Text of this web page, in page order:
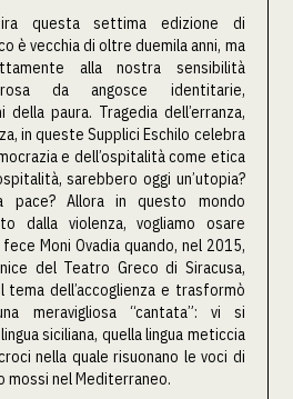
questa settima edizione di
è vecchia di oltre duemila anni, ma
alla nostra sensibilità
da angosce identitarie,
paura. Tragedia dell’erranza,
in queste Supplici Eschilo celebra
e dell’ospitalità come etica
sarebbero oggi un’utopia?
Allora in questo mondo
dalla violenza, vogliamo osare
fece Moni Ovadia quando, nel 2015,
del Teatro Greco di Siracusa,
dell’accoglienza e trasformò
meravigliosa “cantata”: vi si
siciliana, quella lingua meticcia
nella quale risuonano le voci di
mossi nel Mediterraneo.